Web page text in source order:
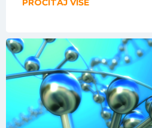
PROČITAJ VIŠE